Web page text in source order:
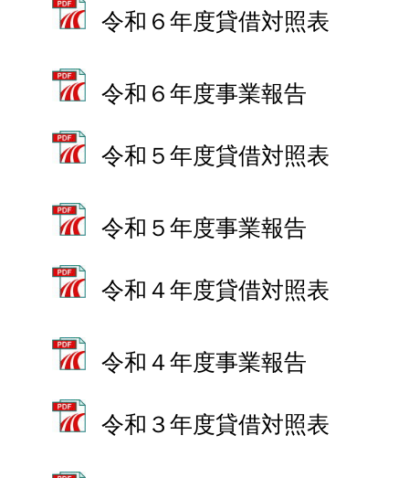
令和６年度貸借対照表
令和６年度事業報告
令和５年度貸借対照表
令和５年度事業報告
令和４年度貸借対照表
令和４年度事業報告
令和３年度貸借対照表